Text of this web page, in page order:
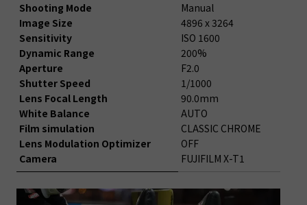
Shooting Mode
Image Size
Sensitivity
Dynamic Range
Aperture
Shutter Speed
Lens Focal Length
White Balance
Film simulation
Lens Modulation Optimizer
Camera
Manual
4896 x 3264
ISO 1600
200%
F2.0
1/1000
90.0mm
AUTO
CLASSIC CHROME
OFF
FUJIFILM X-T1